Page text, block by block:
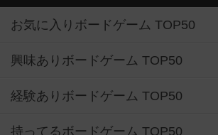
お気に入りボードゲーム TOP50
興味ありボードゲーム TOP50
経験ありボードゲーム TOP50
持ってるボードゲーム TOP50